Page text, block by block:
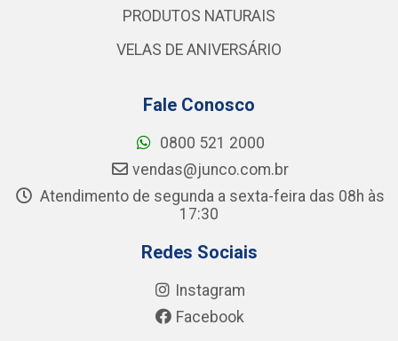
PRODUTOS NATURAIS
VELAS DE ANIVERSÁRIO
Fale Conosco
0800 521 2000
vendas@junco.com.br
Atendimento de segunda a sexta-feira das 08h às
17:30
Redes Sociais
Instagram
Facebook